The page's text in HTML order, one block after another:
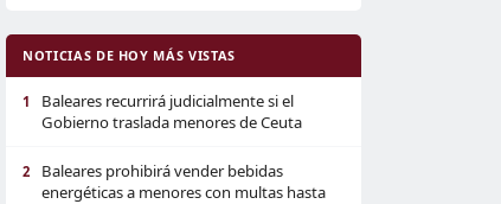
NOTICIAS DE HOY MÁS VISTAS
1
Baleares recurrirá judicialmente si el
Gobierno traslada menores de Ceuta
2
Baleares prohibirá vender bebidas
energéticas a menores con multas hasta